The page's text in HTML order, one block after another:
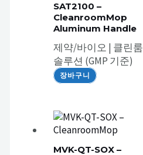
SAT2100 –
CleanroomMop
Aluminum Handle
제약/바이오 | 클린룸
솔루션 (GMP 기준)
장바구니
MVK-QT-SOX –